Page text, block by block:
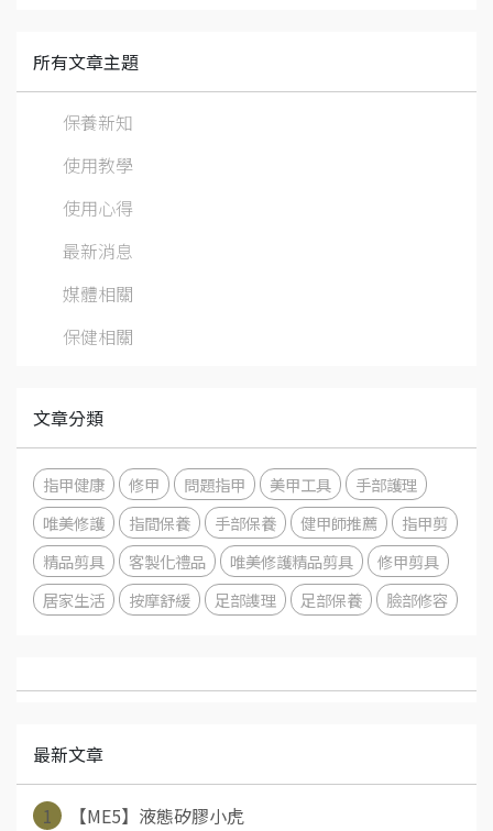
所有文章主題
保養新知
使用教學
使用心得
最新消息
媒體相關
保健相關
文章分類
指甲健康 修甲 問題指甲 美甲工具
手部護理
唯美修護
指間保養 手部保養 健甲師推薦
指甲剪
精品剪具
客製化禮品 唯美修護精品剪具
修甲剪具
居家生活
按摩舒緩 足部謢理 足部保養 臉部修容
最新文章
1
【ME5】液態矽膠小虎